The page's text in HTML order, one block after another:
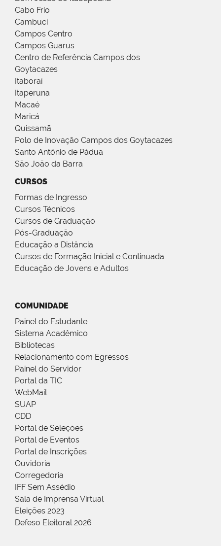
Cabo Frio
Cambuci
Campos Centro
Campos Guarus
Centro de Referência Campos dos
Goytacazes
Itaboraí
Itaperuna
Macaé
Maricá
Quissamã
Polo de Inovação Campos dos Goytacazes
Santo Antônio de Pádua
São João da Barra
CURSOS
Formas de Ingresso
Cursos Técnicos
Cursos de Graduação
Pós-Graduação
Educação a Distância
Cursos de Formação Inicial e Continuada
Educação de Jovens e Adultos
COMUNIDADE
Painel do Estudante
Sistema Acadêmico
Bibliotecas
Relacionamento com Egressos
Painel do Servidor
Portal da TIC
WebMail
SUAP
CDD
Portal de Seleções
Portal de Eventos
Portal de Inscrições
Ouvidoria
Corregedoria
IFF Sem Assédio
Sala de Imprensa Virtual
Eleições 2023
Defeso Eleitoral 2026